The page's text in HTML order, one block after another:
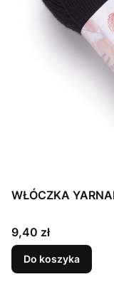
WŁÓCZKA
Cena
9,40 zł
Do koszyka